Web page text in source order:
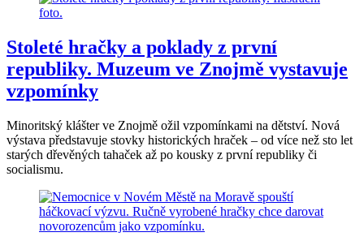
Stoleté hračky a poklady z první
republiky. Muzeum ve Znojmě vystavuje
vzpomínky
Minoritský klášter ve Znojmě ožil vzpomínkami na dětství. Nová
výstava představuje stovky historických hraček – od více než sto let
starých dřevěných tahaček až po kousky z první republiky či
socialismu.